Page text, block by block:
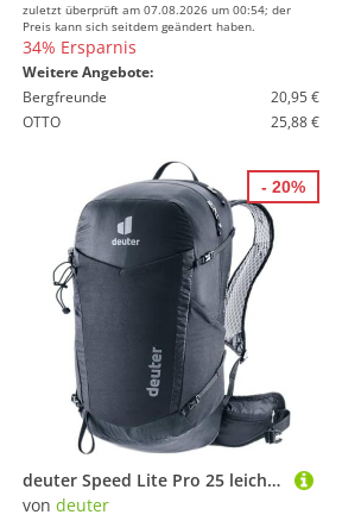
zuletzt überprüft am 07.08.2026 um 00:54; der
Preis kann sich seitdem geändert haben.
34% Ersparnis
Weitere Angebote:
Bergfreunde
20,95 €
OTTO
25,88 €
deuter Speed Lite Pro 25 leichter Wanderrucksack
von deuter
- 20%